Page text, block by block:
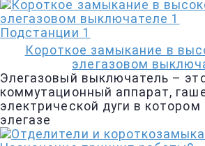
Подстанции 1
Короткое замыкание в
элегазовом
Элегазовый выключатель –
коммутационный аппарат,
электрической дуги в котором
элегазе